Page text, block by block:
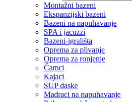
Montažni bazeni
Ekspanzijski bazeni
Bazeni na napuhavanje
SPA i jacuzzi
Bazeni-igrališta
Oprema za plivanje
Oprema za ronjenje
Čamci
Kajaci
SUP daske
Madraci na napuhavanje